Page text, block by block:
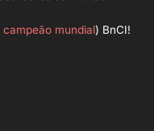
campeão mundial) BnCI!